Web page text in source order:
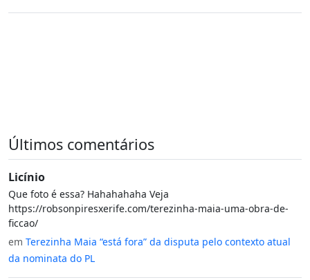
Últimos comentários
Licínio
Que foto é essa? Hahahahaha Veja
https://robsonpiresxerife.com/terezinha-maia-uma-obra-de-
ficcao/
em Terezinha Maia “está fora” da disputa pelo contexto atual
da nominata do PL